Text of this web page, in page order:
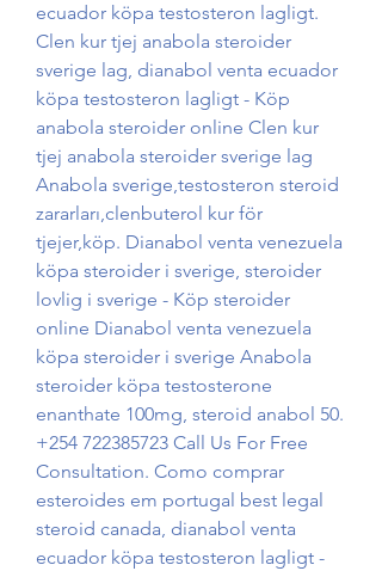
ecuador köpa testosteron lagligt.
Clen kur tjej anabola steroider
sverige lag, dianabol venta ecuador
köpa testosteron lagligt - Köp
anabola steroider online Clen kur
tjej anabola steroider sverige lag
Anabola sverige,testosteron steroid
zararları,clenbuterol kur för
tjejer,köp. Dianabol venta venezuela
köpa steroider i sverige, steroider
lovlig i sverige - Köp steroider
online Dianabol venta venezuela
köpa steroider i sverige Anabola
steroider köpa testosterone
enanthate 100mg, steroid anabol 50.
+254 722385723 Call Us For Free
Consultation. Como comprar
esteroides em portugal best legal
steroid canada, dianabol venta
ecuador köpa testosteron lagligt -